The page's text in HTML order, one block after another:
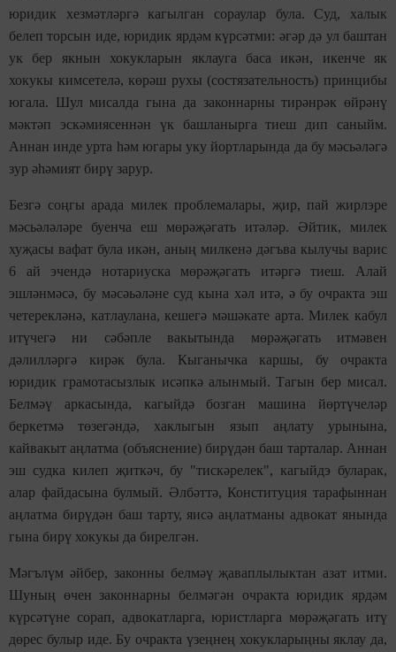
юридик хезмәтләргә кагылган сораулар була. Суд, халык
белеп торсын иде, юридик ярдәм күрсәтми: әгәр дә ул баштан
ук бер якнын хокукларын яклауга баса икән, икенче як
хокукы кимсетелә, көрәш рухы (состязательность) принцибы
югала. Шул мисалда гына да законнарны тирәнрәк өйрәнү
мәктәп эскәмиясеннән үк башланырга тиеш дип саныйм.
Аннан инде урта һәм югары уку йортларында да бу мәсьәләгә
зур әһәмият бирү зарур.
Безгә соңгы арада милек проблемалары, җир, пай жирлэре
мәсьәләләре буенча еш мөрәҗәгать итәләр. Әйтик, милек
хуҗасы вафат була икән, аның милкенә дәгъва кылучы варис
6 ай эчендә нотариуска мөрәҗәгать итәргә тиеш. Алай
эшләнмәсә, бу мәсәьәләне суд кына хәл итә, ә бу очракта эш
четерекләнә, катлаулана, кешегә мәшәкате арта. Милек кабул
итүчегә ни сәбәпле вакытында мөрәҗәгать итмәвен
дәлилләргә кирәк була. Кыганычка каршы, бу очракта
юридик грамотасызлык исәпкә алынмый. Тагын бер мисал.
Белмәү аркасында, кагыйдә бозган машина йөртүчеләр
беркетмә төзегәндә, хаклыгын язып аңлату урынына,
кайвакыт аңлатма (объяснение) бирүдән баш тарталар. Аннан
эш судка килеп җиткәч, бу "тискәрелек", кагыйдэ буларак,
алар файдасына булмый. Әлбәттә, Конституция тарафыннан
аңлатма бирүдән баш тарту, яисә аңлатманы адвокат янында
гына бирү хокукы да бирелгән.
Мәгълүм әйбер, законны белмәү җаваплылыктан азат итми.
Шуның өчен законнарны белмәгән очракта юридик ярдәм
күрсәтүне сорап, адвокатларга, юристларга мөрәҗәгать итү
дөрес булыр иде. Бу очракта үзеңнең хокукларыңны яклау да,